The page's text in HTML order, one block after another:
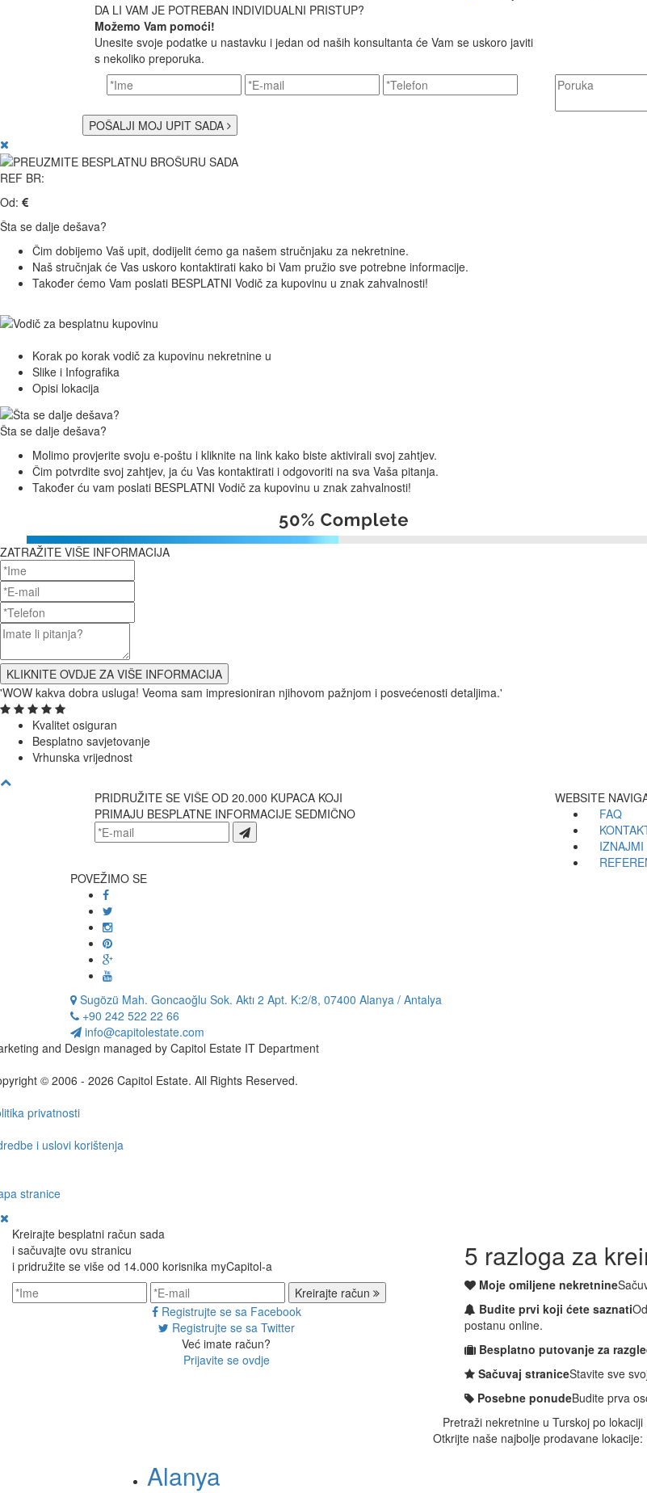
DA LI VAM JE POTREBAN INDIVIDUALNI PRISTUP?
Možemo Vam pomoći!
Unesite svoje podatke u nastavku i jedan od naših konsultanta će Vam se uskoro javiti
s nekoliko preporuka.
POŠALJI MOJ UPIT SADA
REF BR:
Od:
Šta se dalje dešava?
Čim dobijemo Vaš upit, dodijelit ćemo ga našem stručnjaku za nekretnine.
Naš stručnjak će Vas uskoro kontaktirati kako bi Vam pružio sve potrebne informacije.
Također ćemo Vam poslati BESPLATNI Vodič za kupovinu u znak zahvalnosti!
Korak po korak vodič za kupovinu nekretnine u
Slike i Infografika
Opisi lokacija
Šta se dalje dešava?
Molimo provjerite svoju e-poštu i kliknite na link kako biste aktivirali svoj zahtjev.
Čim potvrdite svoj zahtjev, ja ću Vas kontaktirati i odgovoriti na sva Vaša pitanja.
Također ću vam poslati BESPLATNI Vodič za kupovinu u znak zahvalnosti!
ZATRAŽITE VIŠE INFORMACIJA
'WOW kakva dobra usluga! Veoma sam impresioniran njihovom pažnjom i posvećenosti detaljima.'
Kvalitet osiguran
Besplatno savjetovanje
Vrhunska vrijednost
PRIDRUŽITE SE VIŠE OD 20.000 KUPACA KOJI
PRIMAJU BESPLATNE INFORMACIJE SEDMIČNO
WEBSITE
FAQ
POVEŽIMO SE
Sugözü Mah. Goncaoğlu Sok. Aktı 2 Apt. K:2/8, 07400 Alanya / Antalya
+90 242 522 22 66
info@capitolestate.com
and Design managed by Capitol Estate IT Department
© 2006 - 2026 Capitol Estate. All Rights Reserved.
privatnosti
i uslovi korištenja
stranice
Kreirajte besplatni račun sada
i sačuvajte ovu stranicu
i pridružite se više od 14.000 korisnika myCapitol-a
Kreirajte račun
Registrujte se sa Facebook
Registrujte se sa Twitter
Već imate račun?
Prijavite se ovdje
5 razloga za
Moje omiljene nekretnine
Budite prvi koji ćete saznati
postanu online.
Besplatno putovanje za
Sačuvaj straniceStavite sve
Posebne ponudeBudite prva
Pretraži nekretnine u Turskoj po lokaciji
Otkrijte naše najbolje prodavane lokacije:
Alanya